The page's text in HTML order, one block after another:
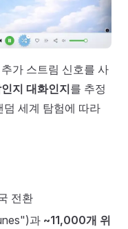
가 스트림 신호를 사
지 대화인지를 추정
덤 세계 탐험에 따라
전환
과 ~11,000개 위